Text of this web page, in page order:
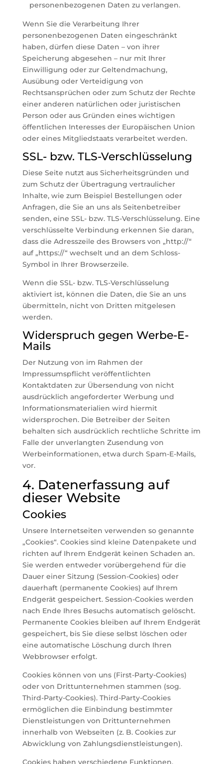
personenbezogenen Daten zu verlangen.
Wenn Sie die Verarbeitung Ihrer
personenbezogenen Daten eingeschränkt
haben, dürfen diese Daten – von ihrer
Speicherung abgesehen – nur mit Ihrer
Einwilligung oder zur Geltendmachung,
Ausübung oder Verteidigung von
Rechtsansprüchen oder zum Schutz der Rechte
einer anderen natürlichen oder juristischen
Person oder aus Gründen eines wichtigen
öffentlichen Interesses der Europäischen Union
oder eines Mitgliedstaats verarbeitet werden.
SSL- bzw. TLS-Verschlüsselung
Diese Seite nutzt aus Sicherheitsgründen und
zum Schutz der Übertragung vertraulicher
Inhalte, wie zum Beispiel Bestellungen oder
Anfragen, die Sie an uns als Seitenbetreiber
senden, eine SSL- bzw. TLS-Verschlüsselung. Eine
verschlüsselte Verbindung erkennen Sie daran,
dass die Adresszeile des Browsers von „http://“
auf „https://“ wechselt und an dem Schloss-
Symbol in Ihrer Browserzeile.
Wenn die SSL- bzw. TLS-Verschlüsselung
aktiviert ist, können die Daten, die Sie an uns
übermitteln, nicht von Dritten mitgelesen
werden.
Widerspruch gegen Werbe-E-
Mails
Der Nutzung von im Rahmen der
Impressumspflicht veröffentlichten
Kontaktdaten zur Übersendung von nicht
ausdrücklich angeforderter Werbung und
Informationsmaterialien wird hiermit
widersprochen. Die Betreiber der Seiten
behalten sich ausdrücklich rechtliche Schritte im
Falle der unverlangten Zusendung von
Werbeinformationen, etwa durch Spam-E-Mails,
vor.
4. Datenerfassung auf
dieser Website
Cookies
Unsere Internetseiten verwenden so genannte
„Cookies“. Cookies sind kleine Datenpakete und
richten auf Ihrem Endgerät keinen Schaden an.
Sie werden entweder vorübergehend für die
Dauer einer Sitzung (Session-Cookies) oder
dauerhaft (permanente Cookies) auf Ihrem
Endgerät gespeichert. Session-Cookies werden
nach Ende Ihres Besuchs automatisch gelöscht.
Permanente Cookies bleiben auf Ihrem Endgerät
gespeichert, bis Sie diese selbst löschen oder
eine automatische Löschung durch Ihren
Webbrowser erfolgt.
Cookies können von uns (First-Party-Cookies)
oder von Drittunternehmen stammen (sog.
Third-Party-Cookies). Third-Party-Cookies
ermöglichen die Einbindung bestimmter
Dienstleistungen von Drittunternehmen
innerhalb von Webseiten (z. B. Cookies zur
Abwicklung von Zahlungsdienstleistungen).
Cookies haben verschiedene Funktionen.